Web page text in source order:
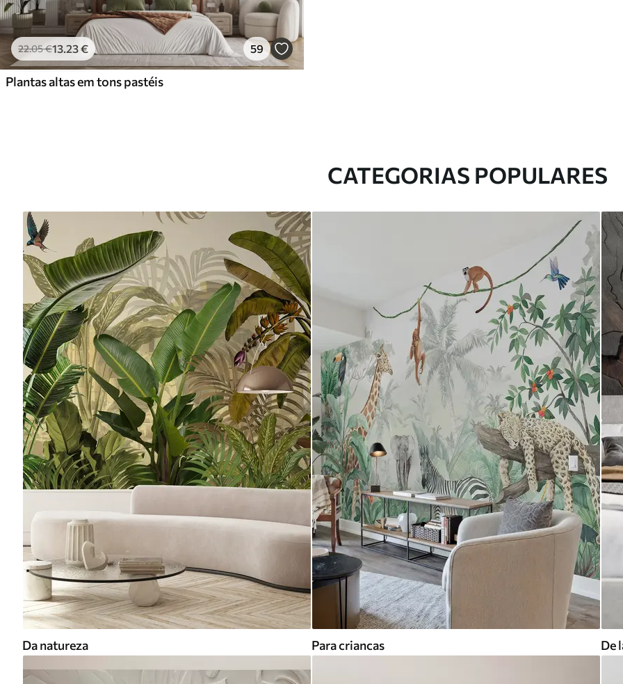
22.05€13.23€ 59
Plantas altas em tons pastéis
CATEGORIAS POPULARES
Da natureza Para criancas De